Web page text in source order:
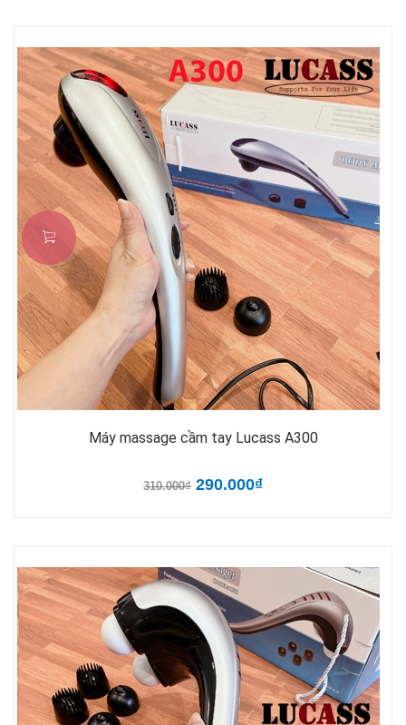
Máy massage cầm tay Lucass A300
310.000₫ 290.000₫